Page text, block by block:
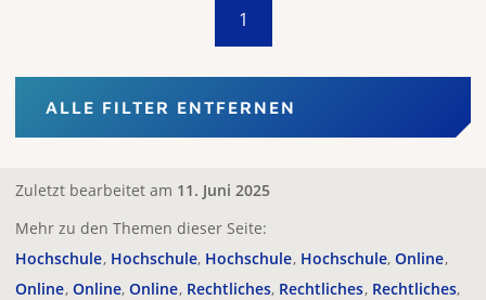
1
ALLE FILTER ENTFERNEN
Zuletzt bearbeitet am 11. Juni 2025
Mehr zu den Themen dieser Seite:
Hochschule Hochschule Hochschule Hochschule Online
Online Online Online Rechtliches Rechtliches Rechtliches